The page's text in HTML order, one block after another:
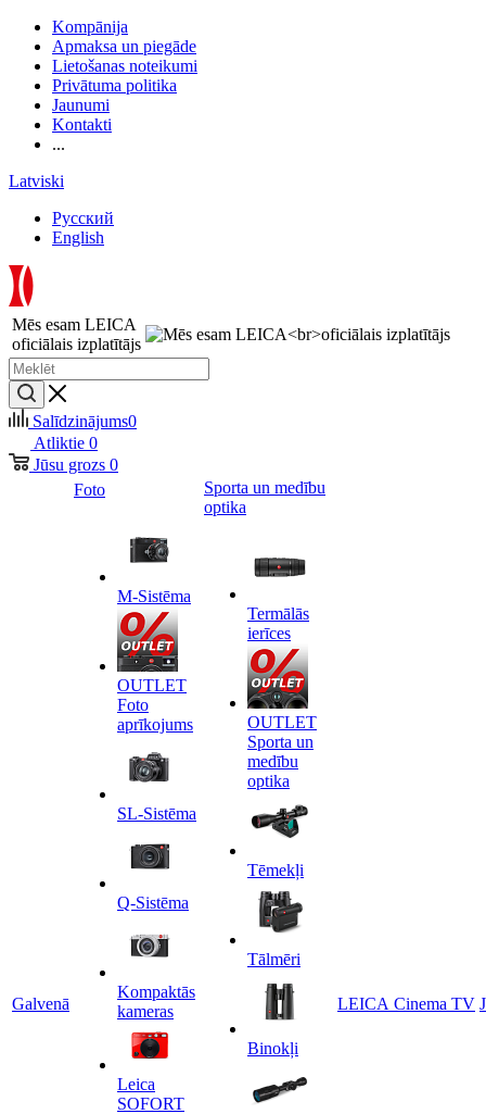
Kompānija
Apmaksa un piegāde
Lietošanas noteikumi
Privātuma politika
Jaunumi
Kontakti
...
Latviski
Русский
English
Mēs esam LEICA
oficiālais izplatītājs
Salīdzinājums0
Atliktie 0
Jūsu grozs 0
Galvenā
Foto
M-Sistēma
OUTLET
Foto
aprīkojums
SL-Sistēma
Q-Sistēma
Kompaktās
kameras
Leica
SOFORT
Sporta un medību
optika
Termālās
ierīces
OUTLET
Sporta un
medību
optika
Tēmekļi
Tālmēri
Binokļi
LEICA Cinema TV